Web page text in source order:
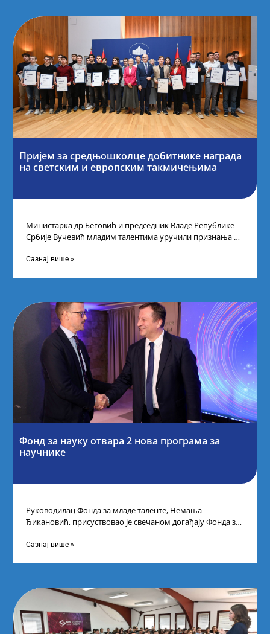
Пријем за средњошколце добитнике награда
на светским и европским такмичењима
Министарка др Беговић и председник Владе Републике
Србије Вучевић младим талентима уручили признања У
Сазнај више »
Фонд за науку отвара 2 нова програма за
научнике
Руководилац Фонда за младе таленте, Немања
Ђикановић, присуствовао је свечаном догађају Фонда за
Сазнај више »